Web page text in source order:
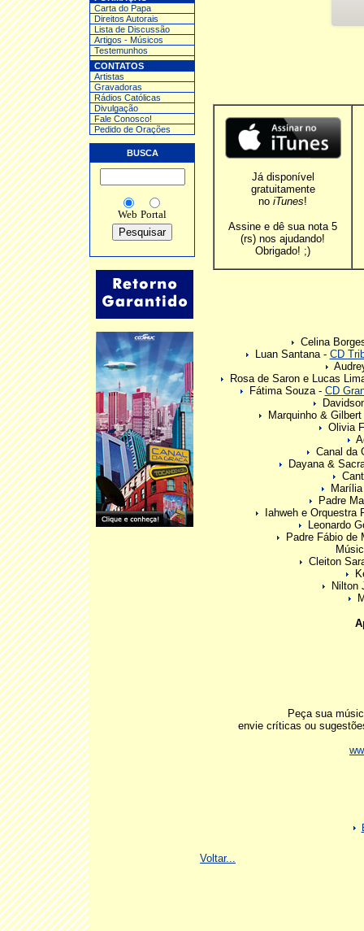
Carta do Papa
Direitos Autorais
Lista de Discussão
Artigos - Músicos
Testemunhos
CONTATOS
Artistas
Gravadoras
Rádios Católicas
Divulgação
Fale Conosco!
Pedido de Orações
BUSCA
Web Portal
Já disponível
gratuitamente
no iTunes!
Assine e dê sua nota 5
(rs) nos ajudando!
Obrigado! ;)
Celina
Luan Santana - CD
Rosa de Saron e Lucas
Fátima Souza - CD
Marquinho &
Olivia
Canal da
Dayana &
Padre
Iahweh e
Leonardo
Padre Fábio de
Cleiton
Nilton
Peça sua
envie críticas ou
Voltar...